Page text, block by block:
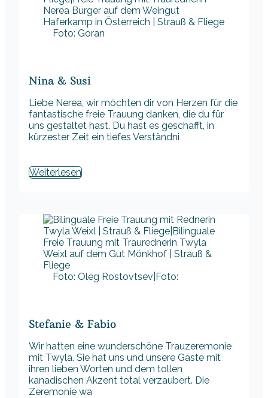
Foto: Goran
Nina & Susi
Liebe Nerea, wir möchten dir von Herzen für die
fantastische freie Trauung danken, die du für
uns gestaltet hast. Du hast es geschafft, in
kürzester Zeit ein tiefes Verständni
Weiterlesen
Foto: Oleg Rostovtsev|Foto:
Stefanie & Fabio
Wir hatten eine wunderschöne Trauzeremonie
mit Twyla. Sie hat uns und unsere Gäste mit
ihren lieben Worten und dem tollen
kanadischen Akzent total verzaubert. Die
Zeremonie wa